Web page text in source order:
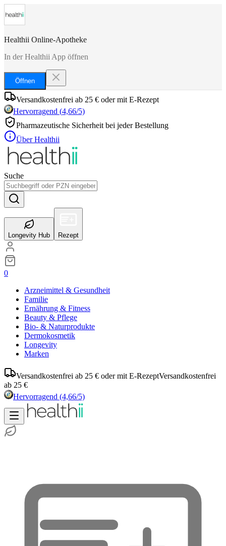
Healthii Online-Apotheke
In der Healthii App öffnen
Öffnen
Versandkostenfrei ab 25 € oder mit E-Rezept
Hervorragend (4,66/5)
Pharmazeutische Sicherheit bei jeder Bestellung
Über Healthii
Suche
Longevity Hub Rezept
0
Arzneimittel & Gesundheit
Familie
Ernährung & Fitness
Beauty & Pflege
Bio- & Naturprodukte
Dermokosmetik
Longevity
Marken
Versandkostenfrei ab 25 € oder mit E-RezeptVersandkostenfrei
ab 25 €
Hervorragend (4,66/5)